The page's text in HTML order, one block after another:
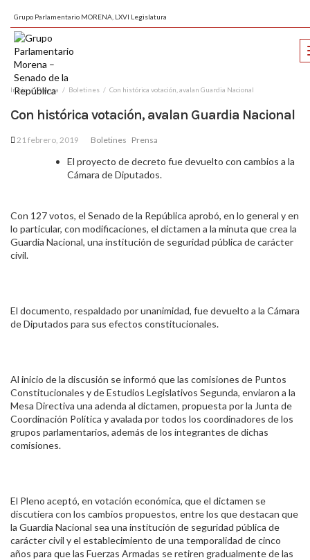
Grupo Parlamentario MORENA, LXVI Legislatura
Inicio Prensa Boletines Con histórica votación, avalan Guardia Nacional
Con histórica votación, avalan Guardia Nacional
21 febrero, 2019 Boletines Prensa
El proyecto de decreto fue devuelto con cambios a la
Cámara de Diputados.
Con 127 votos, el Senado de la República aprobó, en lo general y en
lo particular, con modificaciones, el dictamen a la minuta que crea la
Guardia Nacional, una institución de seguridad pública de carácter
civil.
El documento, respaldado por unanimidad, fue devuelto a la Cámara
de Diputados para sus efectos constitucionales.
Al inicio de la discusión se informó que las comisiones de Puntos
Constitucionales y de Estudios Legislativos Segunda, enviaron a la
Mesa Directiva una adenda al dictamen, propuesta por la Junta de
Coordinación Política y avalada por todos los coordinadores de los
grupos parlamentarios, además de los integrantes de dichas
comisiones.
El Pleno aceptó, en votación económica, que el dictamen se
discutiera con los cambios propuestos, entre los que destacan que
la Guardia Nacional sea una institución de seguridad pública de
carácter civil y el establecimiento de una temporalidad de cinco
años para que las Fuerzas Armadas se retiren gradualmente de las